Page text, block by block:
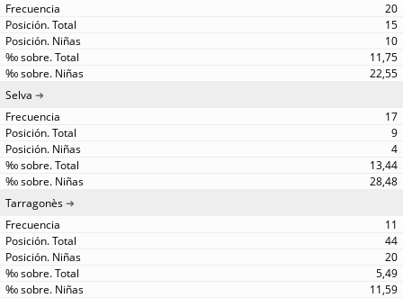
20
15
10
11,75
22,55
Selva
17
9
4
13,44
28,48
Tarragonès
11
44
20
5,49
11,59